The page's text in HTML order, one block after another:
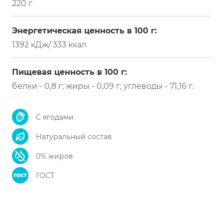
220 г
Энергетическая ценность в 100 г:
1392 кДж/ 333 ккал
Пищевая ценность в 100 г:
белки - 0,8 г; жиры - 0,09 г; углеводы - 71,16 г.
С ягодами
Натуральный состав
0% жиров
ГОСТ